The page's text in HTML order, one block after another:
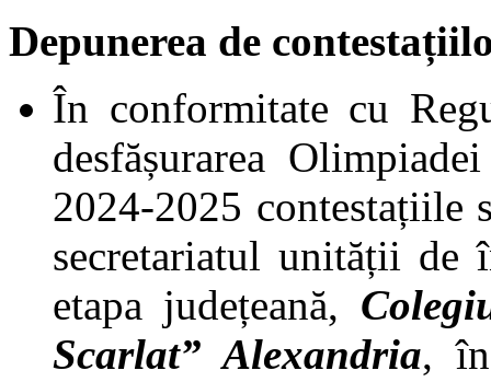
Depunerea de
În conformitate cu
desfășurarea
2024-2025 contestațiile
secretariatul unității de
etapa județeană,
Scarlat” Alexandria,